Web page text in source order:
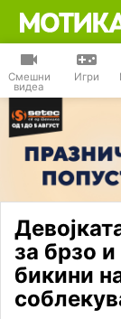
Смешни
видеа
Игри
за брзо
бикини